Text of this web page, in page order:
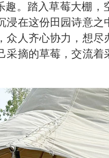
趣 。 踏入草莓大棚，
在这份田园诗意之
人齐心协力，想尽
采摘的草莓，交流着